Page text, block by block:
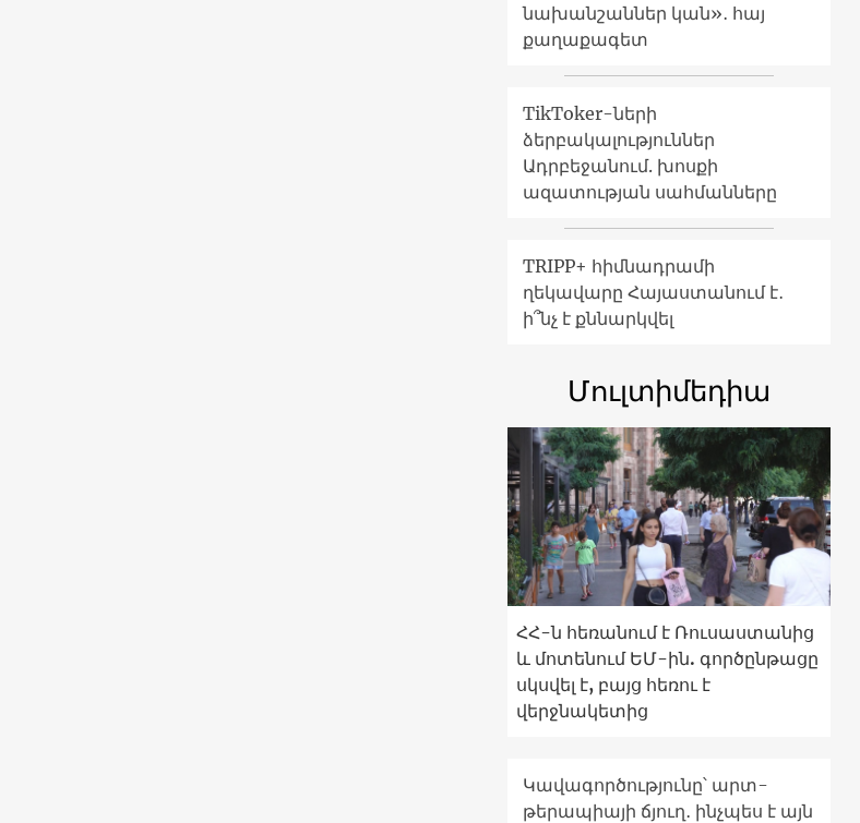
նախանշաններ կան»․ հայ
քաղաքագետ
TikToker-ների
ձերբակալություններ
Ադրբեջանում. խոսքի
ազատության սահմանները
TRIPP+ հիմնադրամի
ղեկավարը Հայաստանում է․
ի՞նչ է քննարկվել
Մուլտիմեդիա
ՀՀ-ն հեռանում է Ռուսաստանից
և մոտենում ԵՄ-ին. գործընթացը
սկսվել է, բայց հեռու է
վերջնակետից
Կավագործությունը՝ արտ-
թերապիայի ճյուղ․ ինչպես է այն